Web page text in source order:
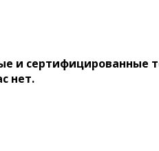
и сертифицированные
нет.